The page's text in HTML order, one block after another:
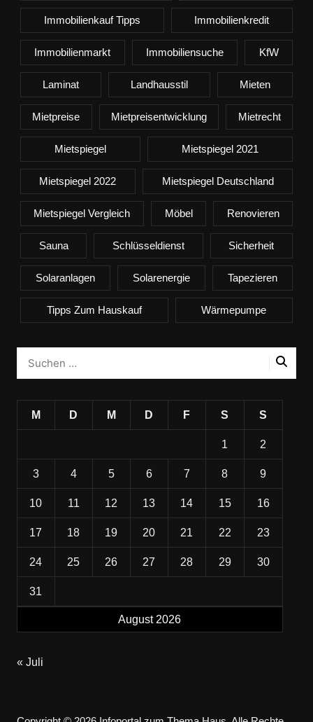
Immobilienkauf Tipps Immobilienkredit
Immobilienmarkt Immobiliensuche KfW
Laminat Landhausstil Mieten
Mietpreise Mietpreisentwicklung Mietrecht
Mietspiegel Mietspiegel 2021
Mietspiegel 2022 Mietspiegel Deutschland
Mietspiegel Vergleich Möbel Renovieren
Sauna Schlüsseldienst Sicherheit
Solaranlagen Solarenergie Tapezieren
Tipps Zum Hauskauf Wärmepumpe
August 2026
M D M D F S S
1 2
3 4 5 6 7 8 9
10 11 12 13 14 15 16
17 18 19 20 21 22 23
24 25 26 27 28 29 30
31
« Juli